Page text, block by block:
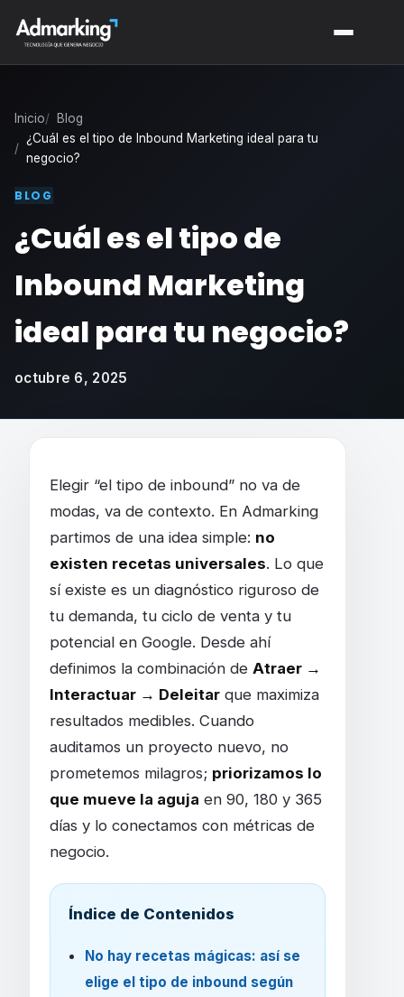
Inicio
Blog
¿Cuál es el tipo de Inbound Marketing ideal para tu
negocio?
BLOG
¿Cuál es el tipo de
Inbound Marketing
ideal para tu negocio?
octubre 6, 2025
Elegir “el tipo de inbound” no va de
modas, va de contexto. En Admarking
partimos de una idea simple: no
existen recetas universales. Lo que
sí existe es un diagnóstico riguroso de
tu demanda, tu ciclo de venta y tu
potencial en Google. Desde ahí
definimos la combinación de Atraer →
Interactuar → Deleitarque maximiza
resultados medibles. Cuando
auditamos un proyecto nuevo, no
prometemos milagros; priorizamos lo
que mueve la aguja en 90, 180 y 365
días y lo conectamos con métricas de
negocio.
Índice de Contenidos
No hay recetas mágicas: así se
elige el tipo de inbound según